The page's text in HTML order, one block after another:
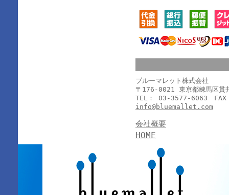
ブルーマレット株式会社
〒176-0021 東京都練馬区貫
TEL： 03-3577-6063
info@bluemallet.com
会社概要
HOME